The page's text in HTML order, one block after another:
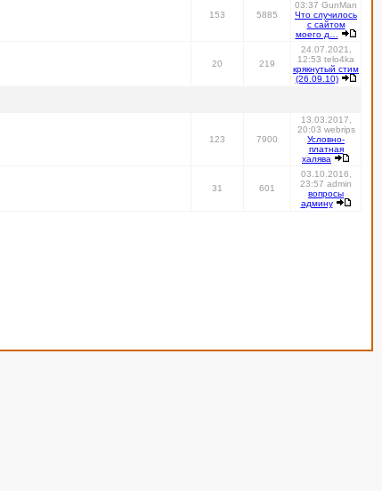
153 5885
03:37 GunMan
Что случилось
с сайтом
моего д…
20 219
24.07.2021,
12:53 telo4ka
крякнутый стим
(26.09.10)
123 7900
13.03.2017,
20:03 webrips
Условно-
платная
халява
31 601
03.10.2016,
23:57 admin
вопросы
админу